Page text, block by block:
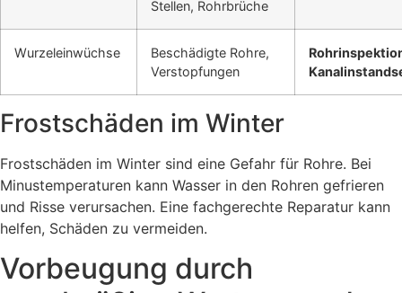
Stellen, Rohrbrüche
Wurzeleinwüchse
Beschädigte Rohre,
Verstopfungen
Frostschäden im Winter
Frostschäden im Winter sind eine Gefahr für Rohre. Bei
Minustemperaturen kann Wasser in den Rohren gefrieren
und Risse verursachen. Eine fachgerechte Reparatur kann
helfen, Schäden zu vermeiden.
Vorbeugung durch